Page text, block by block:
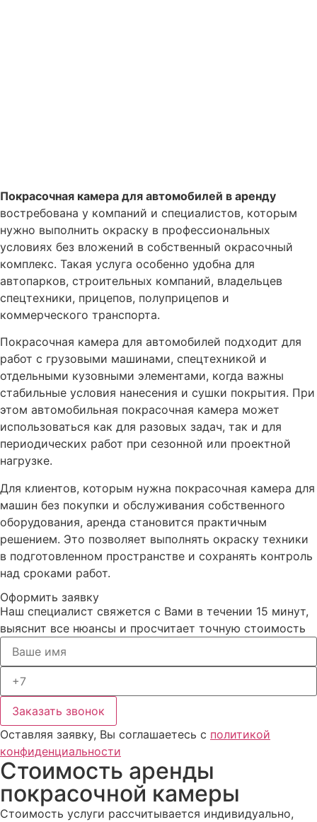
Покрасочная камера для автомобилей в аренду
востребована у компаний и специалистов, которым
нужно выполнить окраску в профессиональных
условиях без вложений в собственный окрасочный
комплекс. Такая услуга особенно удобна для
автопарков, строительных компаний, владельцев
спецтехники, прицепов, полуприцепов и
коммерческого транспорта.
Покрасочная камера для автомобилей подходит для
работ с грузовыми машинами, спецтехникой и
отдельными кузовными элементами, когда важны
стабильные условия нанесения и сушки покрытия. При
этом автомобильная покрасочная камера может
использоваться как для разовых задач, так и для
периодических работ при сезонной или проектной
нагрузке.
Для клиентов, которым нужна покрасочная камера для
машин без покупки и обслуживания собственного
оборудования, аренда становится практичным
решением. Это позволяет выполнять окраску техники
в подготовленном пространстве и сохранять контроль
над сроками работ.
Оформить заявку
Наш специалист свяжется с Вами в течении 15 минут,
выяснит все нюансы и просчитает точную стоимость
Заказать звонок
Оставляя заявку, Вы соглашаетесь с политикой
конфиденциальности
Стоимость аренды
покрасочной камеры
Стоимость услуги рассчитывается индивидуально,